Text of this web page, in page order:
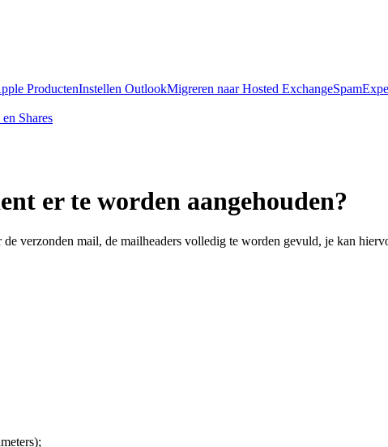
ProductenInstellen OutlookMigreren naar Hosted Exchange
Shares
er te worden aangehouden?
verzonden mail, de mailheaders volledig te worden gevuld, je kan